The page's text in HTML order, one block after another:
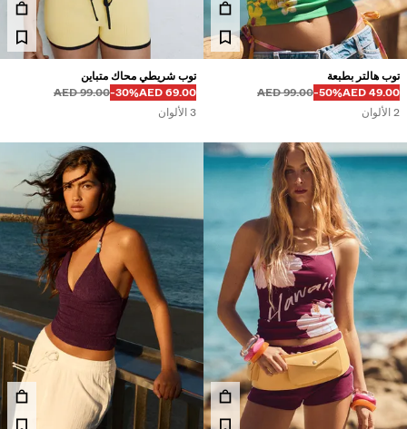
توب هالتر بطبعة
49.00 AED
‭-50%‬
99.00 AED
2 الألوان
توب شريطي محاك متباين
السعر بالخصم
69.00 AED خصم من ‭-30%‬ قبل 99.00 AED قبل
3 الألوان
شيرتات
وكارديغان
متناسقة
سباحة
موصى بها
الأكثر مبيعًا
مميزة
من نوعها
BERSHKA
NEWSLETTER المساعدة